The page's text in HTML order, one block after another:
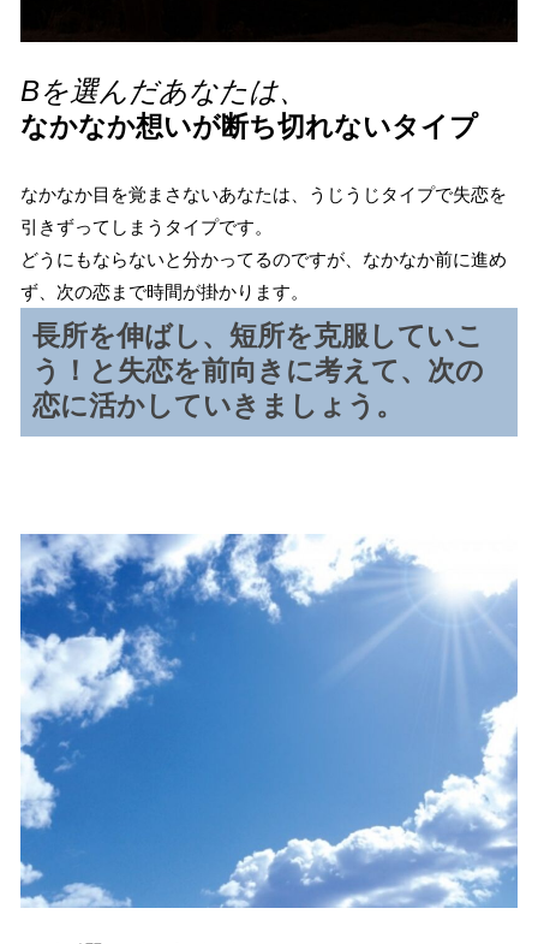
Bを選んだあなたは、
なかなか想いが断ち切れないタイプ
なかなか目を覚まさないあなたは、うじうじタイプで失恋を
引きずってしまうタイプです。
どうにもならないと分かってるのですが、なかなか前に進め
ず、次の恋まで時間が掛かります。
長所を伸ばし、短所を克服していこ
う！と失恋を前向きに考えて、次の
恋に活かしていきましょう。